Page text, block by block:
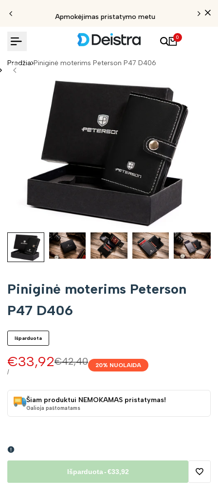
Apmokėjimas pristatymo metu
0
Pradžia Piniginė moterims Peterson P47 D406
Piniginė moterims Peterson
P47 D406
Išparduota
Įprasta
€42,40
Pardavimo
kaina
€33,92
VIENETO
/
20% NUOLAIDA
Šiam produktui NEMOKAMAS pristatymas!
Galioja paštomatams
Išparduota-€33,92